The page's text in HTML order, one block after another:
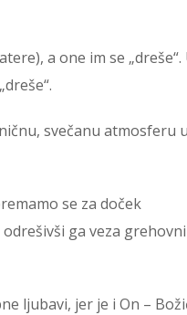
a one im se „dreše“.
svečanu atmosferu u
se za doček
ga veza
ljubavi, jer je i On –